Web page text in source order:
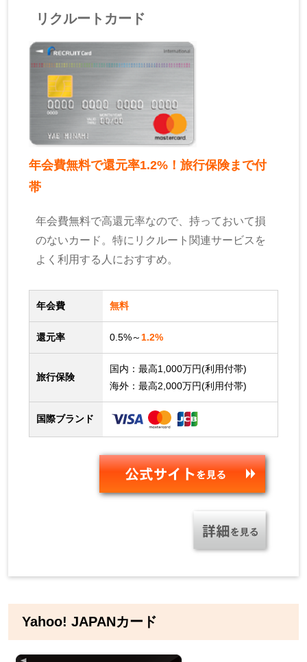
リクルートカード
年会費無料で還元率1.2%！旅行保険まで付
帯
年会費無料で高還元率なので、持っておいて損
のないカード。特にリクルート関連サービスを
よく利用する人におすすめ。
年会費 無料
還元率 0.5%～1.2%
旅行保険
国内：最高1,000万円(利用付帯)
海外：最高2,000万円(利用付帯)
国際ブランド
Yahoo! JAPANカード